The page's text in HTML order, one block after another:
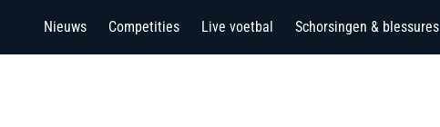
Nieuws Competities Live voetbal Schorsingen & blessures